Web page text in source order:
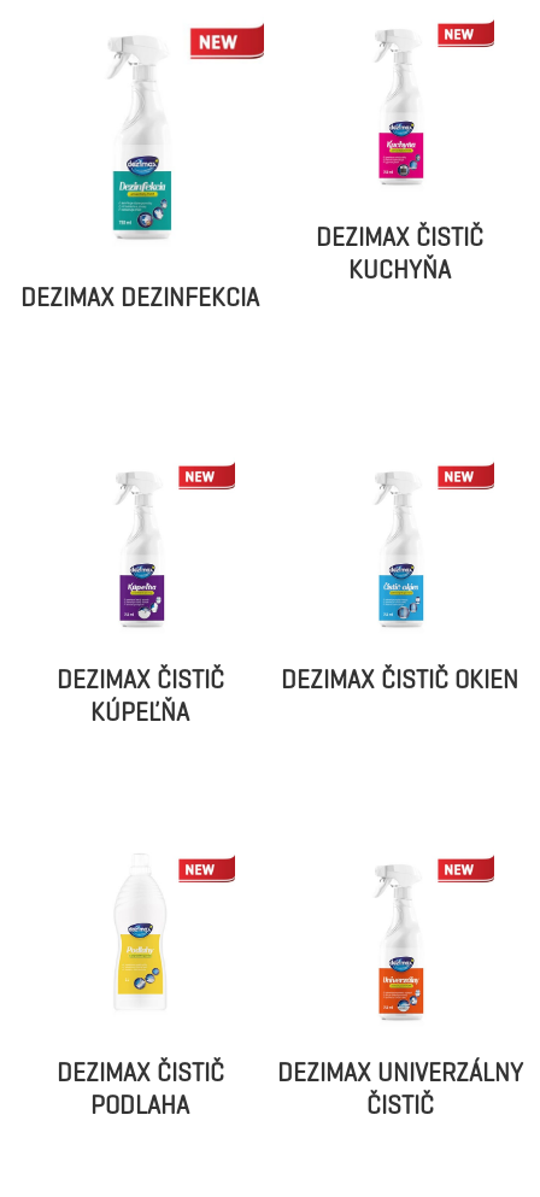
DEZIMAX DEZINFEKCIA
DEZIMAX ČISTIČ
KUCHYŇA
DEZIMAX ČISTIČ
KÚPEĽŇA
DEZIMAX ČISTIČ OKIEN
DEZIMAX ČISTIČ
PODLAHA
DEZIMAX UNIVERZÁLNY
ČISTIČ